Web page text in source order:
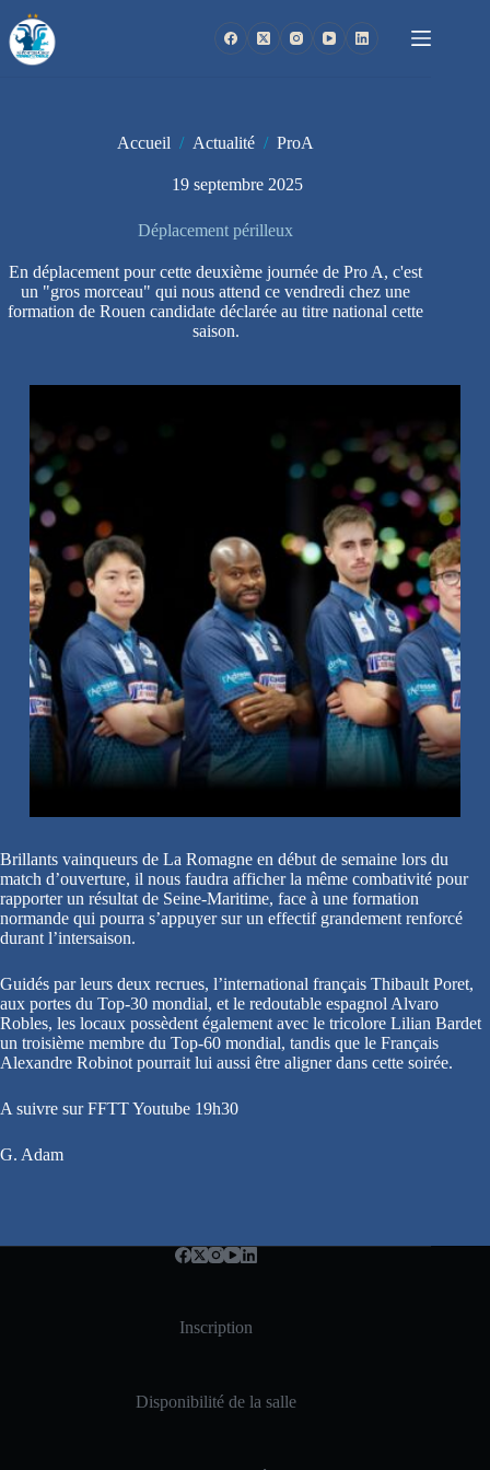
au
contenu
Accueil / Actualité / ProA
19 septembre 2025
Déplacement périlleux
En déplacement pour cette deuxième journée de Pro A, c'est
un "gros morceau" qui nous attend ce vendredi chez une
formation de Rouen candidate déclarée au titre national cette
saison.
Brillants vainqueurs de La Romagne en début de semaine lors du
match d’ouverture, il nous faudra afficher la même combativité pour
rapporter un résultat de Seine-Maritime, face à une formation
normande qui pourra s’appuyer sur un effectif grandement renforcé
durant l’intersaison.
Guidés par leurs deux recrues, l’international français Thibault Poret,
aux portes du Top-30 mondial, et le redoutable espagnol Alvaro
Robles, les locaux possèdent également avec le tricolore Lilian Bardet
un troisième membre du Top-60 mondial, tandis que le Français
Alexandre Robinot pourrait lui aussi être aligner dans cette soirée.
A suivre sur FFTT Youtube 19h30
G. Adam
Inscription
Disponibilité de la salle